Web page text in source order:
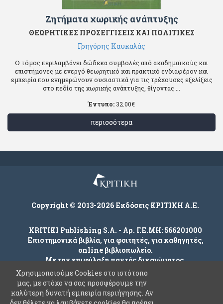
Ζητήματα χωρικής ανάπτυξης
ΘΕΩΡΗΤΙΚΕΣ ΠΡΟΣΕΓΓΙΣΕΙΣ ΚΑΙ ΠΟΛΙΤΙΚΕΣ
Γρηγόρης Καυκαλάς
Ο τόμος περιλαμβάνει δώδεκα συμβολές από ακαδημαϊκούς και
επιστήμονες με ενεργό θεωρητικό και πρακτικό ενδιαφέρον και
εμπειρία που ενημερώνουν ουσιαστικά για τις τρέχουσες εξελίξεις
στο πεδίο της χωρικής ανάπτυξης, θίγοντας ...
Έντυπο: 32.00€
περισσότερα
Copyright © 2013-2026 Εκδόσεις ΚΡΙΤΙΚΗ Α.Ε.
KRITIKI Publishing S.A. - Αρ. Γ.Ε.ΜΗ: 566201000
Επιστημονικά βιβλία, για φοιτητές, για καθηγητές,
online βιβλιοπωλείο.
Με την επιφύλαξη παντός δικαιώματος.
Company
Χρησιμοποιούμε Cookies στο ιστότοπο
μας, με στόχο να σας προσφέρουμε την
καλύτερη δυνατή εμπειρία περιήγησης. Αν